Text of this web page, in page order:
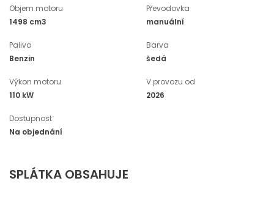
Objem motoru
1498 cm3
Převodovka
manuální
Palivo
Benzin
Barva
šedá
Výkon motoru
110 kW
V provozu od
2026
Dostupnost
Na objednání
SPLÁTKA OBSAHUJE